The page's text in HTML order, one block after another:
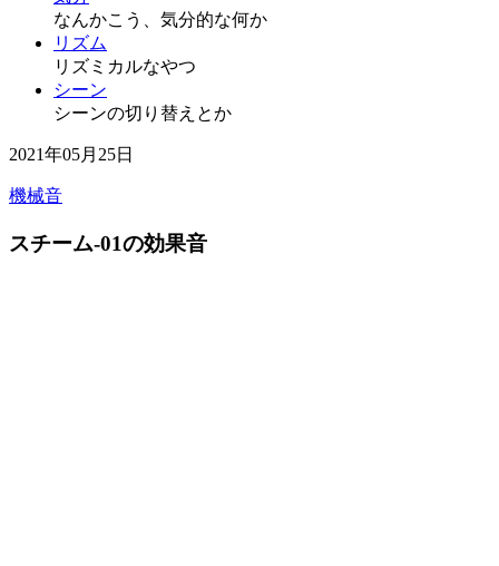
なんかこう、気分的な何か
リズム
リズミカルなやつ
シーン
シーンの切り替えとか
2021年05月25日
機械音
スチーム-01の効果音